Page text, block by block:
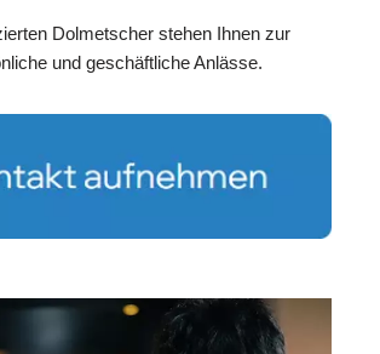
Dolmetscher stehen Ihnen zur
und geschäftliche Anlässe.